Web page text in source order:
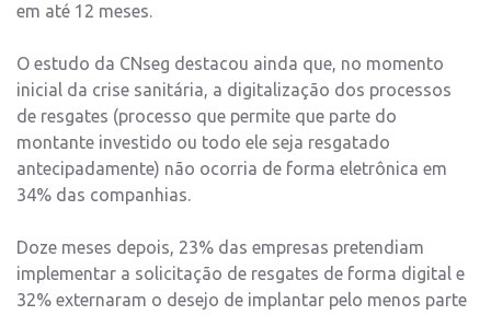
em até 12 meses.
O estudo da CNseg destacou ainda que, no momento
inicial da crise sanitária, a digitalização dos processos
de resgates (processo que permite que parte do
montante investido ou todo ele seja resgatado
antecipadamente) não ocorria de forma eletrônica em
34% das companhias.
Doze meses depois, 23% das empresas pretendiam
implementar a solicitação de resgates de forma digital e
32% externaram o desejo de implantar pelo menos parte